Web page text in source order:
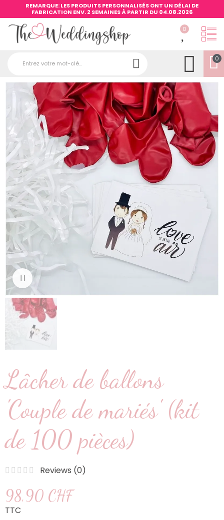
REMARQUE: LES PRODUITS PERSONNALISÉS ONT UN DÉLAI DE
FABRICATION ENV. 2 SEMAINES À PARTIR DU 04.08.2026
0
0
Cliquez pour agrandir
Lâcher de ballons
'Couple de mariés' (kit
de 100 pièces)
Reviews (0)
98,90 CHF
TTC